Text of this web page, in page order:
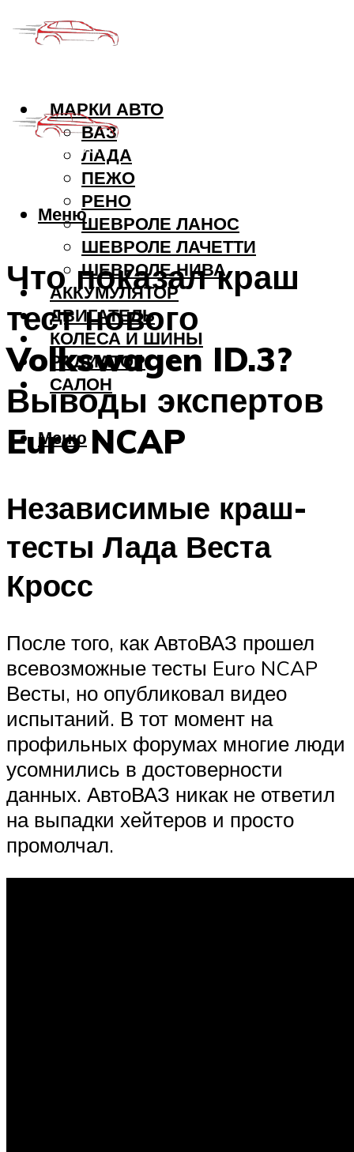
МАРКИ АВТО
ВАЗ
ЛАДА
ПЕЖО
РЕНО
ШЕВРОЛЕ ЛАНОС
ШЕВРОЛЕ ЛАЧЕТТИ
ШЕВРОЛЕ НИВА
АККУМУЛЯТОР
ДВИГАТЕЛЬ
КОЛЕСА И ШИНЫ
РАДИАТОР
САЛОН
Меню
Меню
Что показал краш
тест нового
Volkswagen ID.3?
Выводы экспертов
Euro NCAP
Независимые краш-
тесты Лада Веста
Кросс
После того, как АвтоВАЗ прошел
всевозможные тесты Euro NCAP
Весты, но опубликовал видео
испытаний. В тот момент на
профильных форумах многие люди
усомнились в достоверности
данных. АвтоВАЗ никак не ответил
на выпадки хейтеров и просто
промолчал.